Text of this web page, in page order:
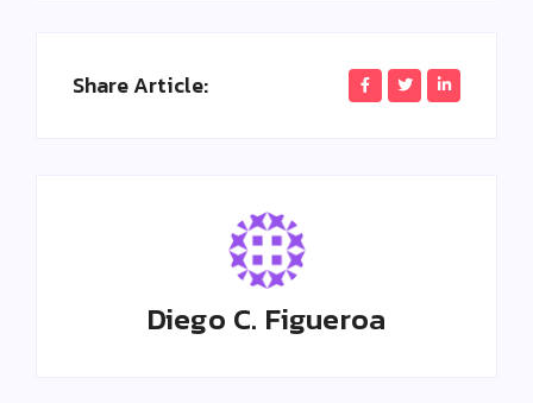
Share Article:
Diego C. Figueroa